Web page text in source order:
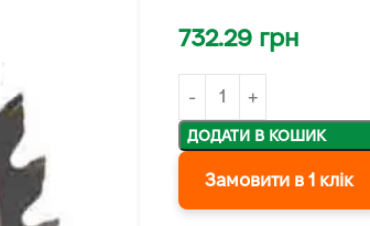
732.29 грн
ДОДАТИ В КОШИК
Замовити в 1 клік